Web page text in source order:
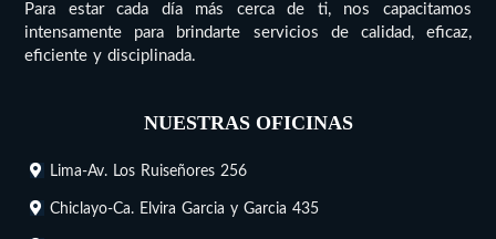
Para estar cada día más cerca de ti, nos capacitamos
intensamente para brindarte servicios de calidad, eficaz,
eficiente y disciplinada.
NUESTRAS OFICINAS
Lima-Av. Los Ruiseñores 256
Chiclayo-Ca. Elvira Garcia y Garcia 435